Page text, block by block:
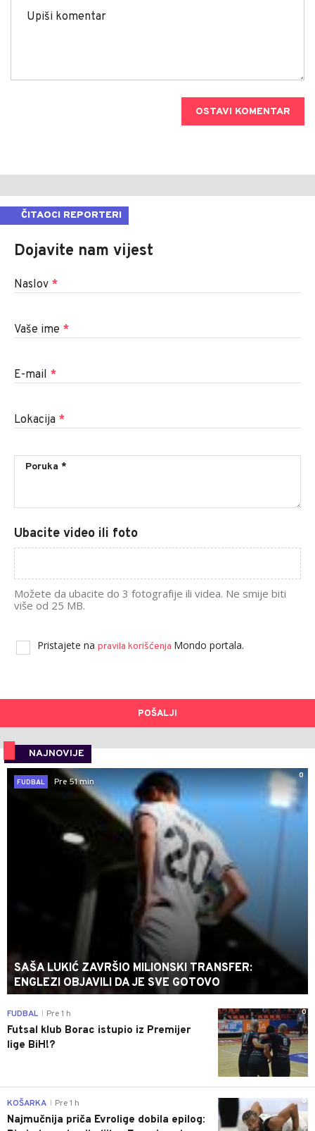
OSTAVI KOMENTAR
ČITAOCI REPORTERI
Dojavite nam vijest
Naslov *
Vaše ime *
E-mail *
Lokacija *
Ubacite video ili foto
Možete da ubacite do 3 fotografije ili videa. Ne smije biti
više od 25 MB.
Pristajete na pravila korišćenja Mondo portala.
POŠALJI
NAJNOVIJE
0
FUDBAL
Pre 51 min
SAŠA LUKIĆ ZAVRŠIO MILIONSKI TRANSFER:
ENGLEZI OBJAVILI DA JE SVE GOTOVO
0
FUDBAL Pre 1 h
Futsal klub Borac istupio iz Premijer
lige BiH!?
0
KOŠARKA Pre 1 h
Najmučnija priča Evrolige dobila epilog: